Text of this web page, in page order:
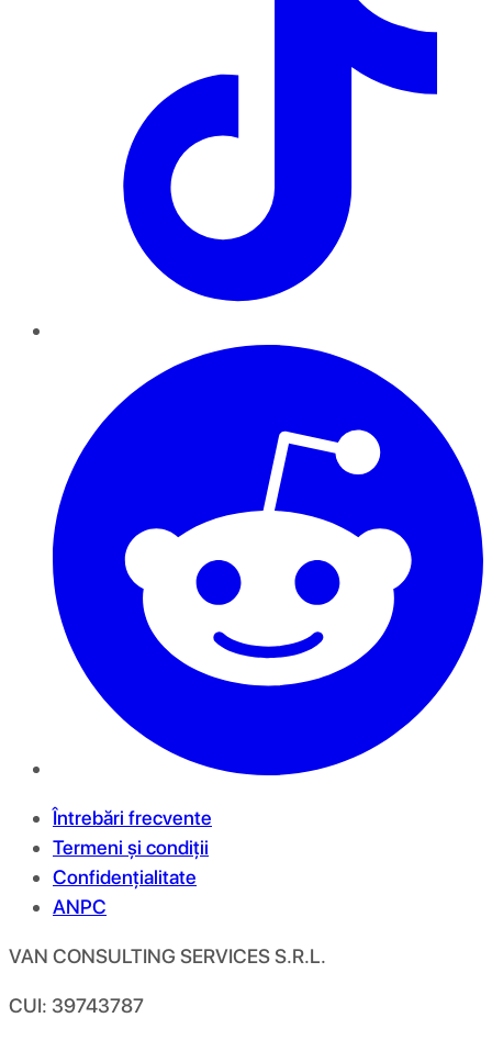
Întrebări frecvente
Termeni și condiții
Confidențialitate
ANPC
VAN CONSULTING SERVICES S.R.L.
CUI: 39743787